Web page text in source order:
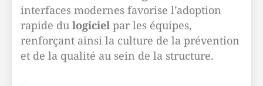
interfaces modernes favorise l’adoption
rapide du logiciel par les équipes,
renforçant ainsi la culture de la prévention
et de la qualité au sein de la structure.